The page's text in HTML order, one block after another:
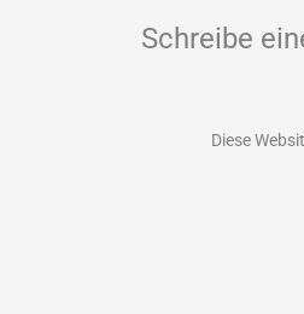
Schreibe
Diese